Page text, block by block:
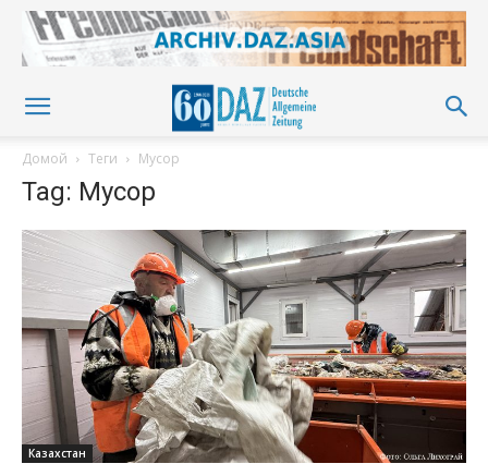
Домой Теги Мусор
Tag: Мусор
Казахстан